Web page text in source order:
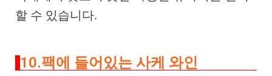
할 수 있습니다.
10.팩에 들어있는 사케 와인